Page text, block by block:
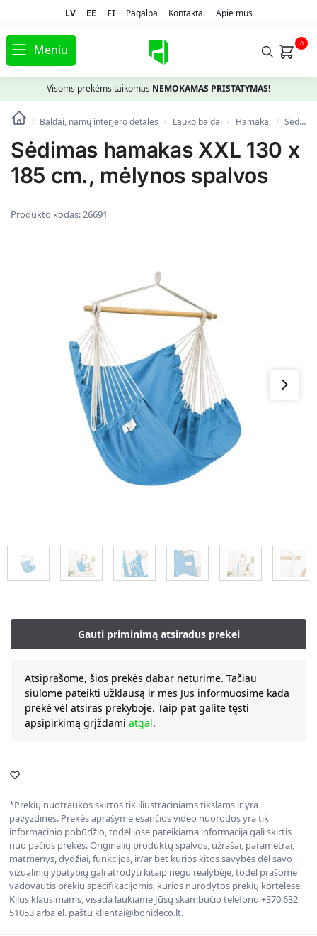
LV EE FI Pagalba Kontaktai Apie mus
Meniu 0
Visoms prekėms taikomas NEMOKAMAS PRISTATYMAS!
/ Baldai, namų interjero detalės / Lauko baldai / Hamakai / Sėdimas hamakas XXL 130 x 185 cm., mėlynos spalvos
Sėdimas hamakas XXL 130 x
185 cm., mėlynos spalvos
Produkto kodas:26691
Atsiprašome, šios prekės dabar neturime. Tačiau
siūlome pateikti užklausą ir mes Jus informuosime kada
prekė vėl atsiras prekyboje. Taip pat galite tęsti
apsipirkimą grįždami atgal.
*Prekių nuotraukos skirtos tik iliustraciniams tikslams ir yra
pavyzdinės. Prekės aprašyme esančios video nuorodos yra tik
informacinio pobūdžio, todėl jose pateikiama informacija gali skirtis
nuo pačios prekės. Originalių produktų spalvos, užrašai, parametrai,
matmenys, dydžiai, funkcijos, ir/ar bet kurios kitos savybės dėl savo
vizualinių ypatybių gali atrodyti kitaip negu realybėje, todėl prašome
vadovautis prekių specifikacijomis, kurios nurodytos prekių kortelėse.
Kilus klausimams, visada laukiame Jūsų skambučio telefonu +370 632
51053 arba el. paštu klientai@bonideco.lt.